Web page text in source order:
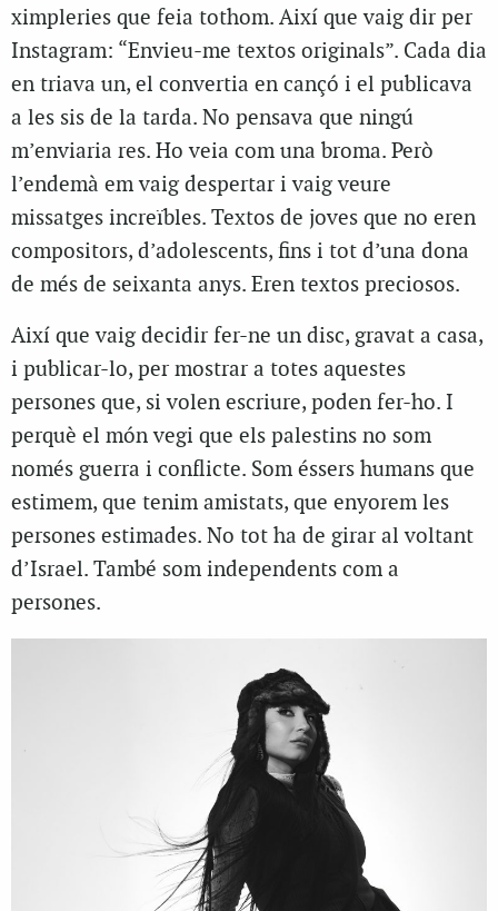
ximpleries que feia tothom. Així que vaig dir per
Instagram: “Envieu-me textos originals”. Cada dia
en triava un, el convertia en cançó i el publicava
a les sis de la tarda. No pensava que ningú
m’enviaria res. Ho veia com una broma. Però
l’endemà em vaig despertar i vaig veure
missatges increïbles. Textos de joves que no eren
compositors, d’adolescents, fins i tot d’una dona
de més de seixanta anys. Eren textos preciosos.
Així que vaig decidir fer-ne un disc, gravat a casa,
i publicar-lo, per mostrar a totes aquestes
persones que, si volen escriure, poden fer-ho. I
perquè el món vegi que els palestins no som
només guerra i conflicte. Som éssers humans que
estimem, que tenim amistats, que enyorem les
persones estimades. No tot ha de girar al voltant
d’Israel. També som independents com a
persones.